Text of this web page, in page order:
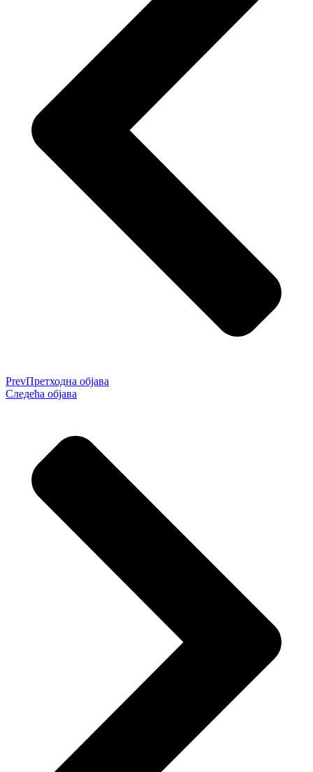
PrevПретходна објава
Следећа објава